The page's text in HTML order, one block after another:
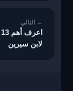
لابن سيرين